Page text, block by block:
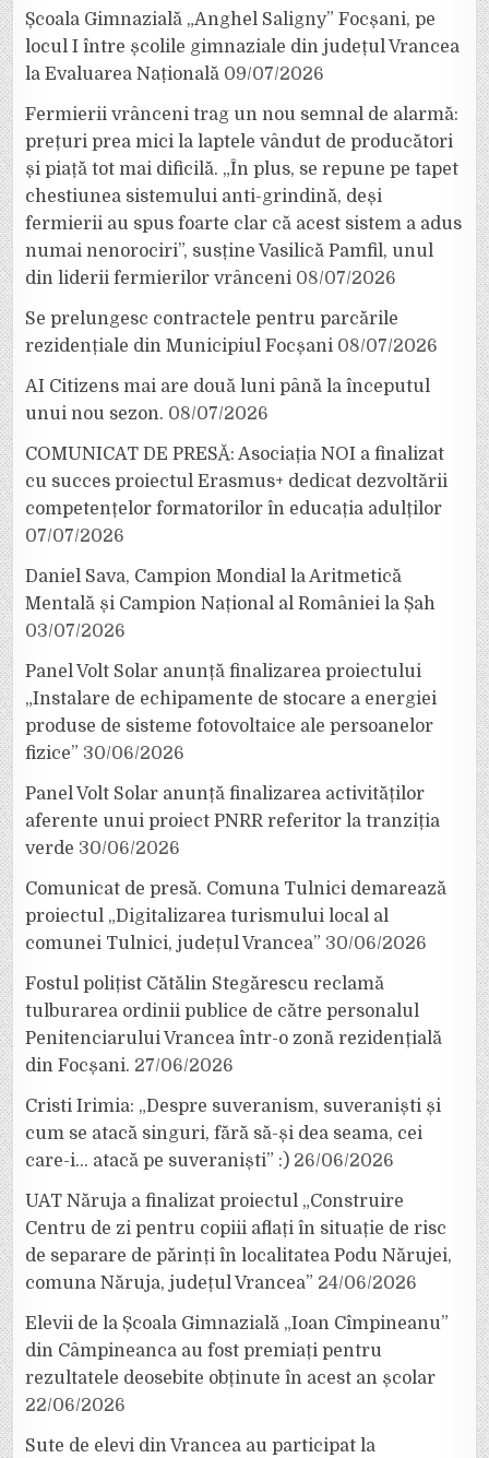
Școala Gimnazială „Anghel Saligny” Focșani, pe
locul I între școlile gimnaziale din județul Vrancea
la Evaluarea Națională 09/07/2026
Fermierii vrânceni trag un nou semnal de alarmă:
prețuri prea mici la laptele vândut de producători
și piață tot mai dificilă. „În plus, se repune pe tapet
chestiunea sistemului anti-grindină, deși
fermierii au spus foarte clar că acest sistem a adus
numai nenorociri”, susține Vasilică Pamfil, unul
din liderii fermierilor vrânceni 08/07/2026
Se prelungesc contractele pentru parcările
rezidențiale din Municipiul Focșani 08/07/2026
AI Citizens mai are două luni până la începutul
unui nou sezon. 08/07/2026
COMUNICAT DE PRESĂ: Asociația NOI a finalizat
cu succes proiectul Erasmus+ dedicat dezvoltării
competențelor formatorilor în educația adulților
07/07/2026
Daniel Sava, Campion Mondial la Aritmetică
Mentală și Campion Național al României la Șah
03/07/2026
Panel Volt Solar anunță finalizarea proiectului
„Instalare de echipamente de stocare a energiei
produse de sisteme fotovoltaice ale persoanelor
fizice” 30/06/2026
Panel Volt Solar anunță finalizarea activităților
aferente unui proiect PNRR referitor la tranziția
verde 30/06/2026
Comunicat de presă. Comuna Tulnici demarează
proiectul „Digitalizarea turismului local al
comunei Tulnici, județul Vrancea” 30/06/2026
Fostul polițist Cătălin Stegărescu reclamă
tulburarea ordinii publice de către personalul
Penitenciarului Vrancea într-o zonă rezidențială
din Focșani. 27/06/2026
Cristi Irimia: „Despre suveranism, suveraniști și
cum se atacă singuri, fără să-și dea seama, cei
care-i… atacă pe suveraniști” :) 26/06/2026
UAT Năruja a finalizat proiectul „Construire
Centru de zi pentru copiii aflați în situație de risc
de separare de părinți în localitatea Podu Nărujei,
comuna Năruja, județul Vrancea” 24/06/2026
Elevii de la Școala Gimnazială „Ioan Cîmpineanu”
din Câmpineanca au fost premiați pentru
rezultatele deosebite obținute în acest an școlar
22/06/2026
Sute de elevi din Vrancea au participat la